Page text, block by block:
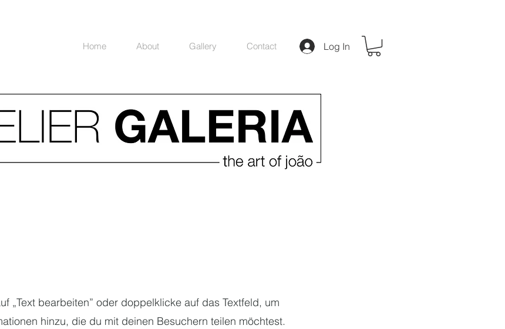
Home About Gallery Contact Log In
„Text bearbeiten” oder doppelklicke auf das Textfeld, um
hinzu, die du mit deinen Besuchern teilen möchtest.